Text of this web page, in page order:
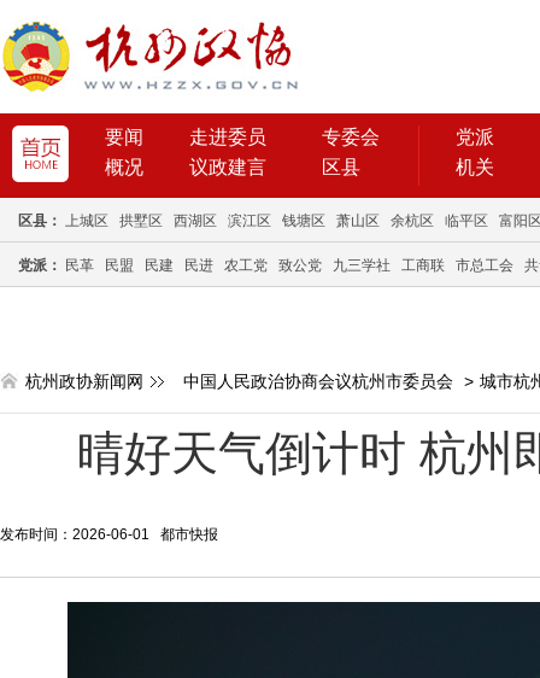
要闻 走进委员
专委会
概况
议政建言 区县
党派
机关
区县： 上城区 拱墅区 西湖区 滨江区 钱塘区 萧山区 余杭区 临平区 富阳
党派： 民革 民盟 民建 民进 农工党 致公党 九三学社 工商联 市总工会
杭州政协新闻网 中国人民政治协商会议杭州市委员会 > 城市杭
晴好天气倒计时 杭州
发布时间：2026-06-01 都市快报